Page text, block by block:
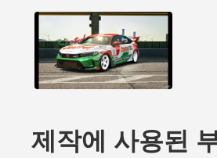
제작에 사용된